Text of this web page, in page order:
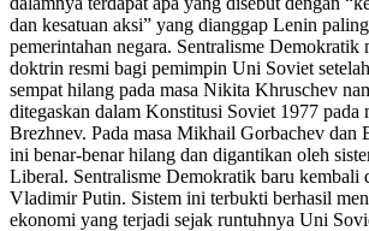
dan kesatuan aksi” yang dianggap Lenin
pemerintahan negara. Sentralisme Demokratik
doktrin resmi bagi pemimpin Uni Soviet
sempat hilang pada masa Nikita Khruschev
ditegaskan dalam Konstitusi Soviet 1977 pada
Brezhnev. Pada masa Mikhail Gorbachev dan
ini benar-benar hilang dan digantikan oleh
Liberal. Sentralisme Demokratik baru kembali
Vladimir Putin. Sistem ini terbukti berhasil
ekonomi yang terjadi sejak runtuhnya Uni